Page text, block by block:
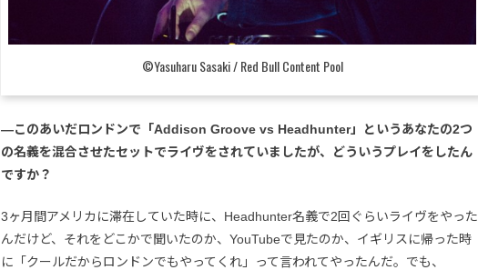
©Yasuharu Sasaki / Red Bull Content Pool
—このあいだロンドンで「Addison Groove vs Headhunter」というあなたの2つ
の名義を混合させたセットでライヴをされていましたが、どういうプレイをしたん
ですか？
3ヶ月間アメリカに滞在していた時に、Headhunter名義で2回ぐらいライヴをやった
んだけど、それをどこかで聞いたのか、YouTubeで見たのか、イギリスに帰った時
に「クールだからロンドンでもやってくれ」って言われてやったんだ。でも、